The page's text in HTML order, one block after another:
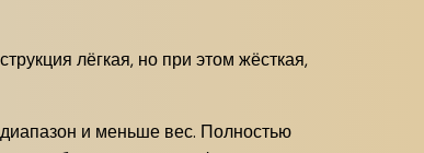
лёгкая, но при этом жёсткая,
и меньше вес. Полностью